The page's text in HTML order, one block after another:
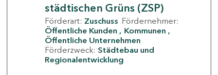
städtischen Grüns (ZSP)
Förderart: Zuschuss Fördernehmer:
Öffentliche Kunden
Kommunen
Öffentliche Unternehmen
Förderzweck: Städtebau und
Regionalentwicklung